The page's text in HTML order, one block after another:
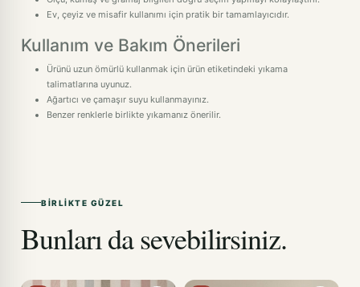
Ev, çeyiz ve misafir kullanımı için pratik bir tamamlayıcıdır.
Kullanım ve Bakım Önerileri
Ürünü uzun ömürlü kullanmak için ürün etiketindeki yıkama
talimatlarına uyunuz.
Ağartıcı ve çamaşır suyu kullanmayınız.
Benzer renklerle birlikte yıkamanız önerilir.
BIRLIKTE GÜZEL
Bunları da sevebilirsiniz.